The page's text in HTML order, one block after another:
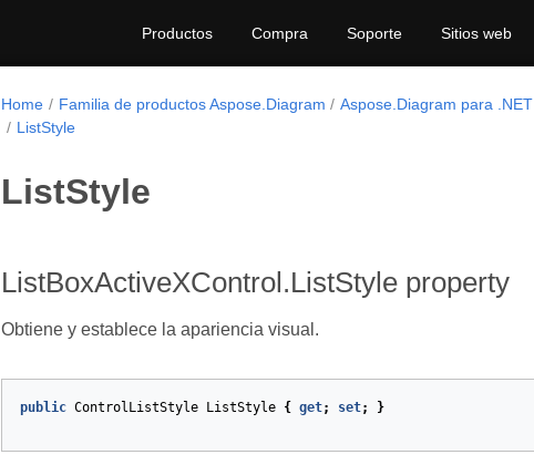
Productos Compra Soporte Sitios web
Home Familia de productos Aspose.Diagram Aspose.Diagram para .NET
ListStyle
ListStyle
ListBoxActiveXControl.ListStyle property
Obtiene y establece la apariencia visual.
public ControlListStyle ListStyle { get; set; }